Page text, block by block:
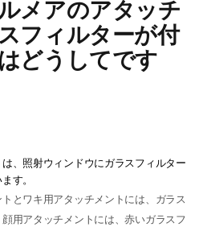
メアのアタッチ
フィルターが付
どうしてです
、照射ウィンドウにガラスフィルター
す。
とワキ用アタッチメントには、ガラス
用アタッチメントには、赤いガラスフ